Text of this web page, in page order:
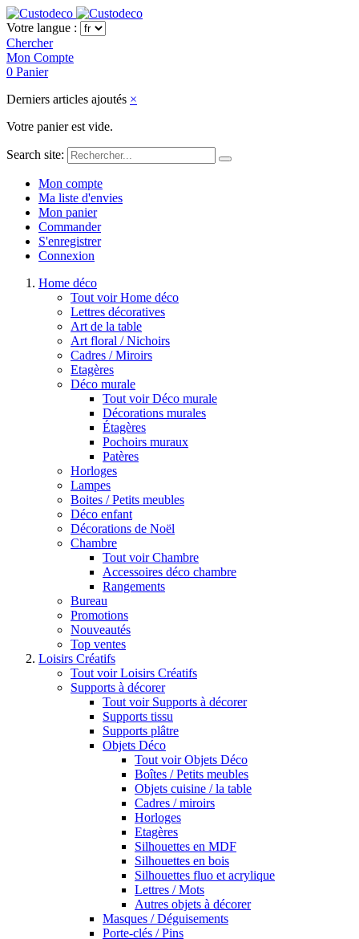
Votre langue :
Chercher
Mon Compte
0 Panier
Derniers articles ajoutés ×
Votre panier est vide.
Search site:
Mon compte
Ma liste d'envies
Mon panier
Commander
S'enregistrer
Connexion
Home déco
Tout voir Home déco
Lettres décoratives
Art de la table
Art floral / Nichoirs
Cadres / Miroirs
Etagères
Déco murale
Tout voir Déco murale
Décorations murales
Étagères
Pochoirs muraux
Patères
Horloges
Lampes
Boites / Petits meubles
Déco enfant
Décorations de Noël
Chambre
Tout voir Chambre
Accessoires déco chambre
Rangements
Bureau
Promotions
Nouveautés
Top ventes
Loisirs Créatifs
Tout voir Loisirs Créatifs
Supports à décorer
Tout voir Supports à décorer
Supports tissu
Supports plâtre
Objets Déco
Tout voir Objets Déco
Boîtes / Petits meubles
Objets cuisine / la table
Cadres / miroirs
Horloges
Etagères
Silhouettes en MDF
Silhouettes en bois
Silhouettes fluo et acrylique
Lettres / Mots
Autres objets à décorer
Masques / Déguisements
Porte-clés / Pins